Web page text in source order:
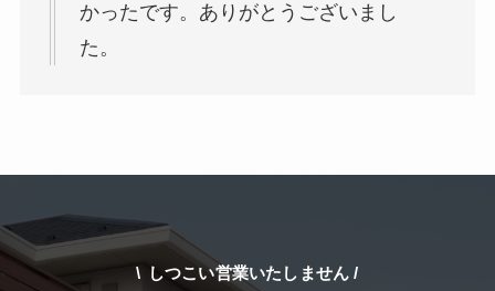
かったです。ありがとうございまし
た。
\ しつこい営業いたしません /